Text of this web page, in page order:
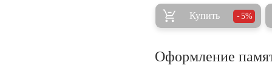
Купить 5%
Оформление